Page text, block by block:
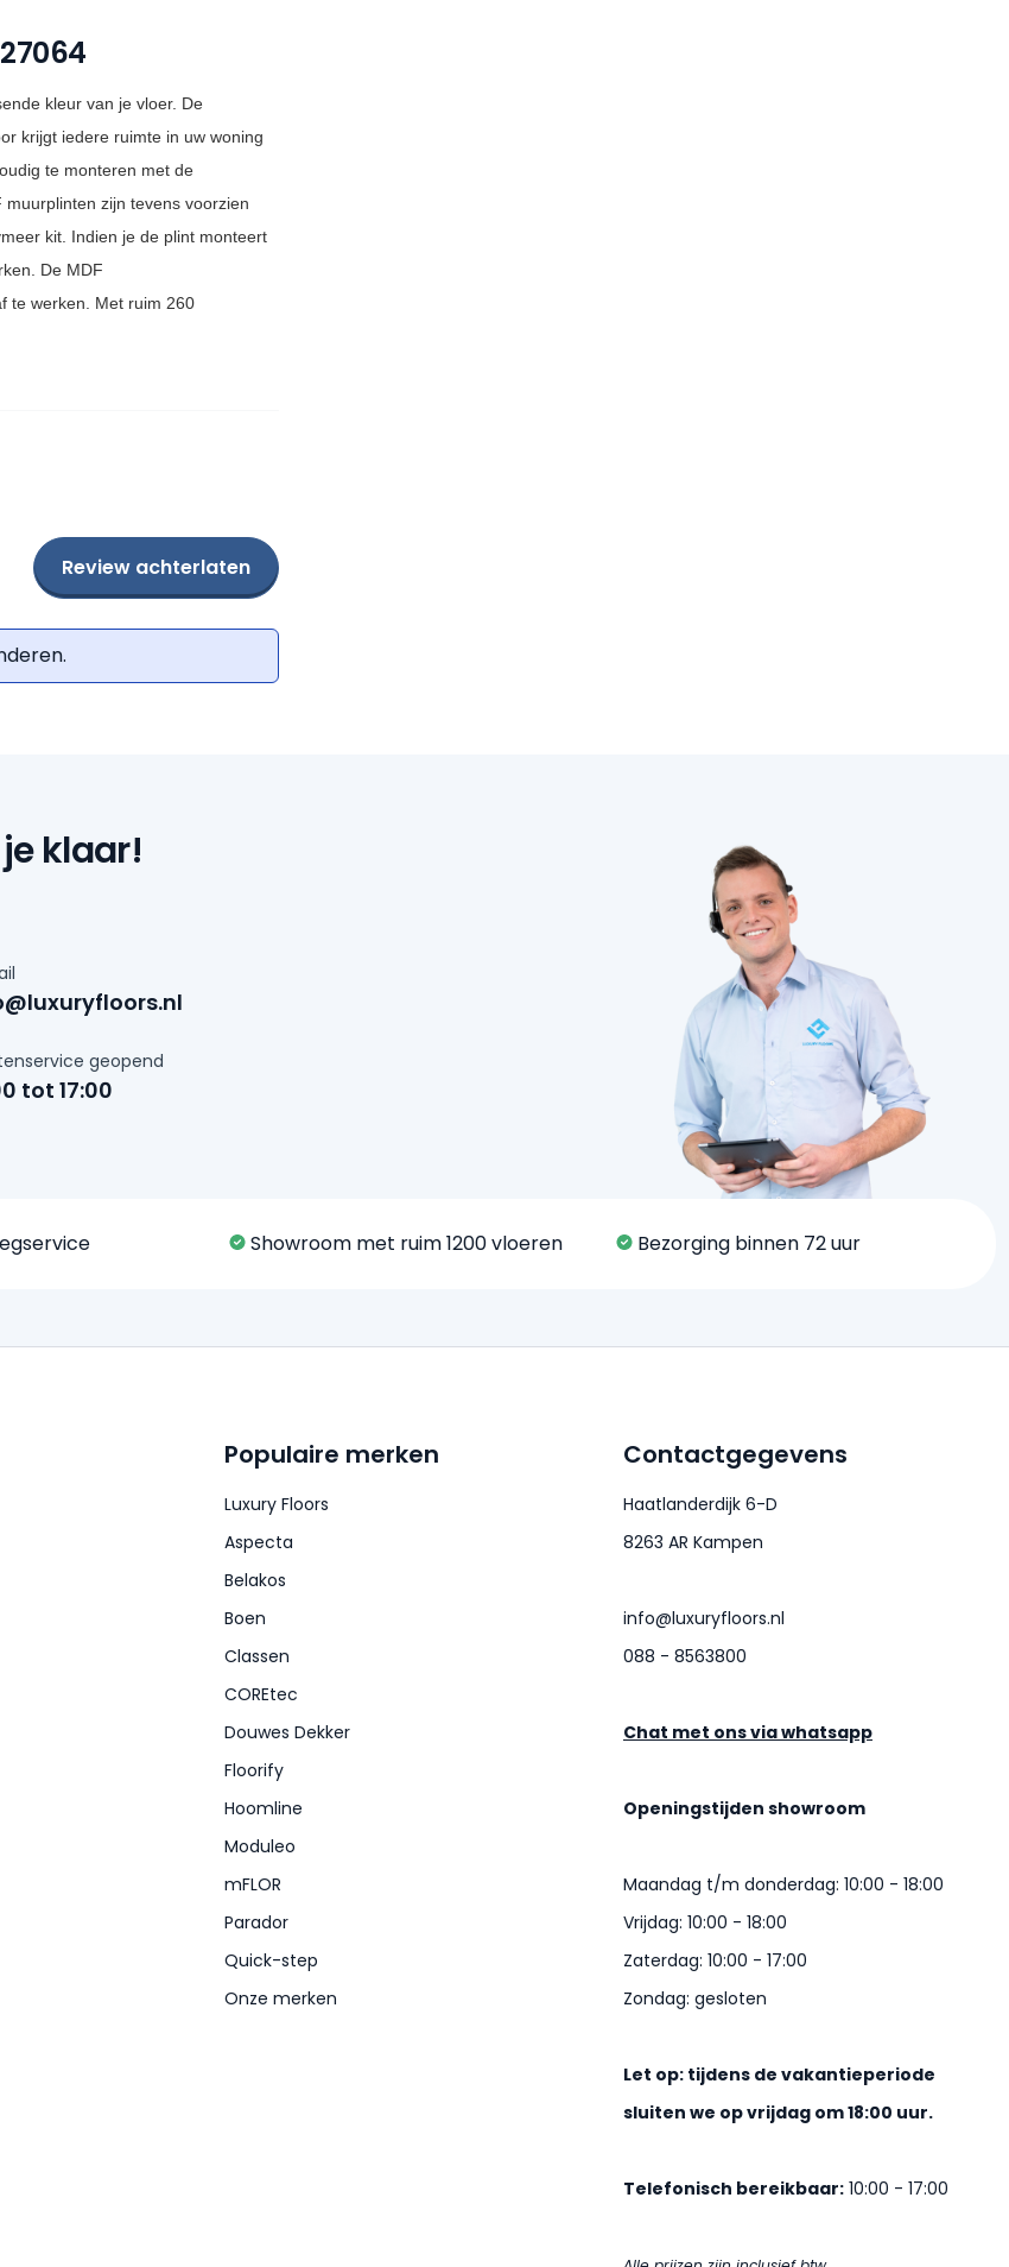
kleur van je vloer. De
krijgt iedere ruimte in uw woning
te monteren met de
muurplinten zijn tevens voorzien
kit. Indien je de plint monteert
De MDF
te werken. Met ruim 260
Review achterlaten
klaar!
geopend
tot 17:00
Showroom met ruim 1200 vloeren Bezorging binnen 72 uur
Contactgegevens
Haatlanderdijk 6-D
8263 AR Kampen
info@luxuryfloors.nl
088 - 8563800
Chat met ons via whatsapp
Openingstijden showroom
Maandag t/m donderdag: 10:00 - 18:00
Vrijdag: 10:00 - 18:00
Zaterdag: 10:00 - 17:00
Zondag: gesloten
Let op: tijdens de vakantieperiode
sluiten we op vrijdag om 18:00 uur.
Telefonisch bereikbaar: 10:00 - 17:00
Populaire merken
Luxury Floors
Aspecta
Belakos
Boen
Classen
COREtec
Douwes Dekker
Floorify
Hoomline
Moduleo
mFLOR
Parador
Quick-step
Onze merken